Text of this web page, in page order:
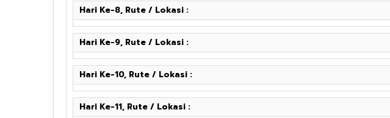
Hari Ke-8, Rute / Lokasi :
Hari Ke-9, Rute / Lokasi :
Hari Ke-10, Rute / Lokasi :
Hari Ke-11, Rute / Lokasi :